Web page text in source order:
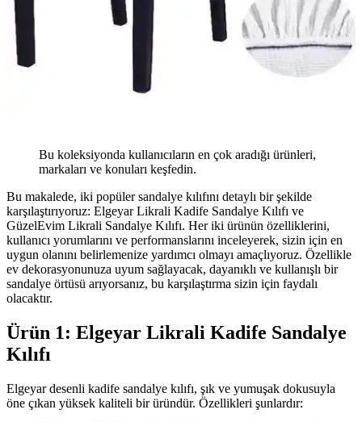
Bu koleksiyonda kullanıcıların en çok aradığı ürünleri,
markaları ve konuları keşfedin.
Bu makalede, iki popüler sandalye kılıfını detaylı bir şekilde
karşılaştırıyoruz: Elgeyar Likrali Kadife Sandalye Kılıfı ve
GüzelEvim Likrali Sandalye Kılıfı. Her iki ürünün özelliklerini,
kullanıcı yorumlarını ve performanslarını inceleyerek, sizin için en
uygun olanını belirlemenize yardımcı olmayı amaçlıyoruz. Özellikle
ev dekorasyonunuza uyum sağlayacak, dayanıklı ve kullanışlı bir
sandalye örtüsü arıyorsanız, bu karşılaştırma sizin için faydalı
olacaktır.
Ürün 1: Elgeyar Likrali Kadife Sandalye
Kılıfı
Elgeyar desenli kadife sandalye kılıfı, şık ve yumuşak dokusuyla
öne çıkan yüksek kaliteli bir üründür. Özellikleri şunlardır: